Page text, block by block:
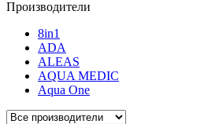
Производители
8in1
ADA
ALEAS
AQUA MEDIC
Aqua One